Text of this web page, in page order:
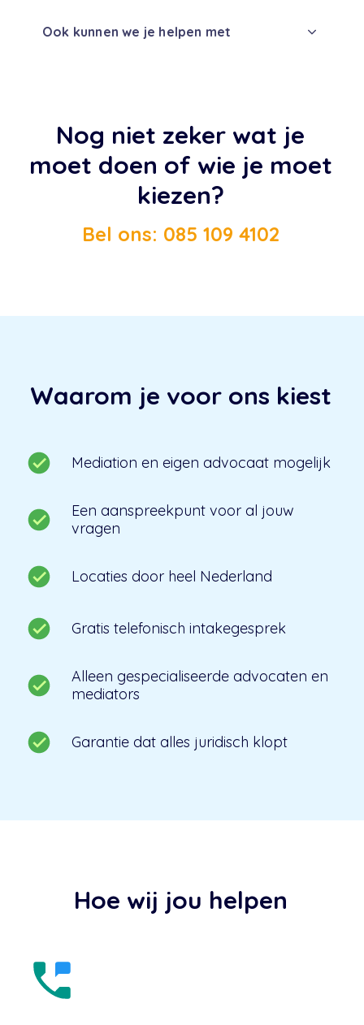
Ook kunnen we je helpen met
Nog niet zeker wat je
moet doen of wie je moet
kiezen?
Bel ons: 085 109 4102
Waarom je voor ons kiest
Mediation en eigen advocaat mogelijk
Een aanspreekpunt voor al jouw
vragen
Locaties door heel Nederland
Gratis telefonisch intakegesprek
Alleen gespecialiseerde advocaten en
mediators
Garantie dat alles juridisch klopt
Hoe wij jou helpen